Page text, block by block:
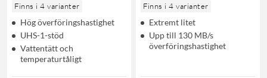
Finns i 4 varianter
Hög överföringshastighet
UHS-1-stöd
Vattentätt och
temperaturtåligt
Finns i 4 varianter
Extremt litet
Upp till 130 MB/s
överföringshastighet